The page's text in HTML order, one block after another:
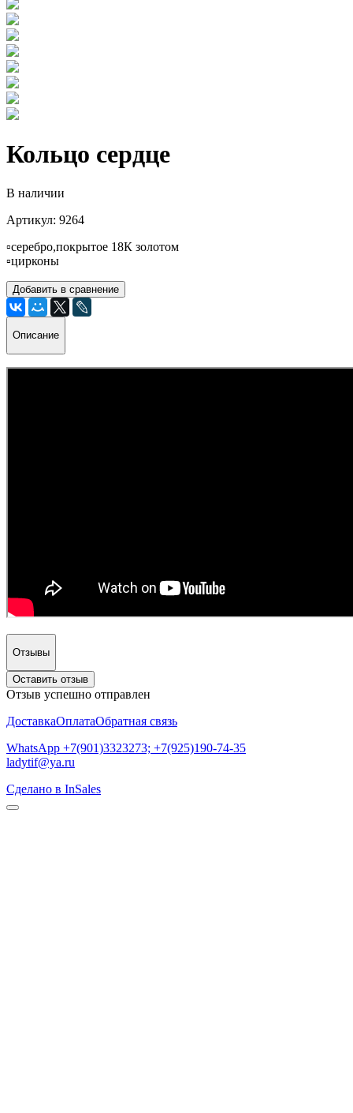
Кольцо сердце
В наличии
Артикул: 9264
▫️серебро,покрытое 18К золотом
▫️цирконы
Добавить в сравнение
Описание
Отзывы
Оставить отзыв
Отзыв успешно отправлен
ДоставкаОплатаОбратная связь
WhatsApp +7(901)3323273; +7(925)190-74-35
ladytif@ya.ru
Сделано в InSales